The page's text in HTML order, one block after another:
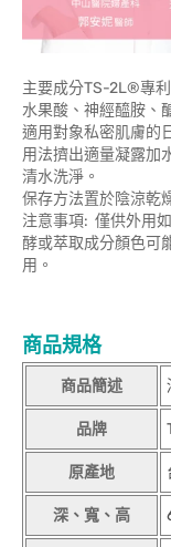
主要成分TS-2L®專
水果酸、神經醯胺、
適用對象私密肌膚的
用法擠出適量凝露加
清水洗淨。
保存方法置於陰涼乾
注意事項: 僅供外用
酵或萃取成分顏色可
用。
商品規格
商品簡述
品牌
原產地
深、寬、高